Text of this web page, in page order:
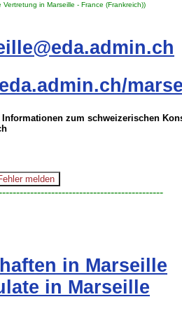
Vertretung in Marseille - France (Frankreich))
zum schweizerischen
in Marseille
in Marseille